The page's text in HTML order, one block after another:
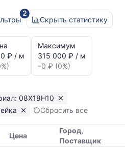
2
Скрыть статистику
₽ / м
Максимум
315 000 ₽ / м
–0 ₽ (0%)
08Х18Н10
Сбросить все
Цена
Город,
Поставщик